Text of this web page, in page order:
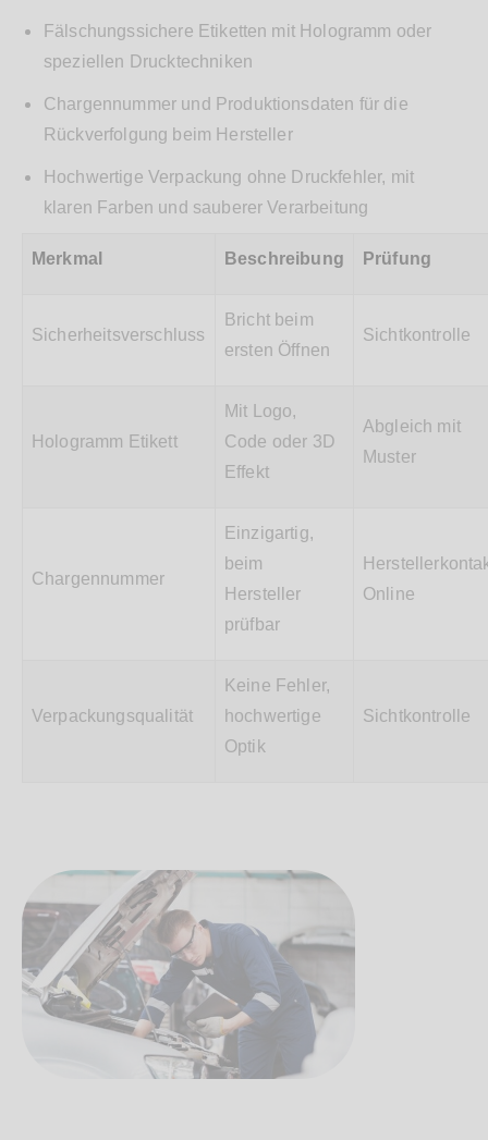
Fälschungssichere Etiketten mit Hologramm oder
speziellen Drucktechniken
Chargennummer und Produktionsdaten für die
Rückverfolgung beim Hersteller
Hochwertige Verpackung ohne Druckfehler, mit
klaren Farben und sauberer Verarbeitung
Merkmal Beschreibung Prüfung
Sicherheitsverschluss
Bricht beim
ersten Öffnen
Sichtkontrolle
Hologramm Etikett
Mit Logo,
Code oder 3D
Effekt
Abgleich mit
Muster
Chargennummer
Einzigartig,
beim
Hersteller
prüfbar
Online
Verpackungsqualität
Keine Fehler,
hochwertige
Optik
Sichtkontrolle